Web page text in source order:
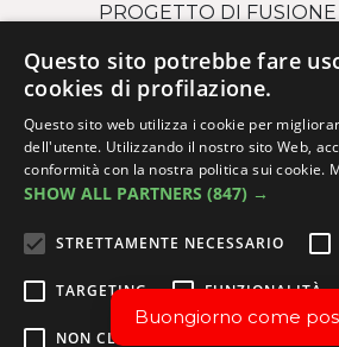
PROGETTO DI FUSIONE
Visiona il
Via dei Salesiani 15 – 30174
info@issm.it|
Questo sito potrebbe fare
cookies di profilazione.
Questo sito web utilizza i cookie per
dell'utente. Utilizzando il nostro sito Web,
conformità con la nostra politica sui cookie.
SHOW ALL PARTNERS (847) →
STRETTAMENTE NECESSARIO
TARGETING FUNZIONALITÀ
NON CLASSIFICATI
Buongiorno come